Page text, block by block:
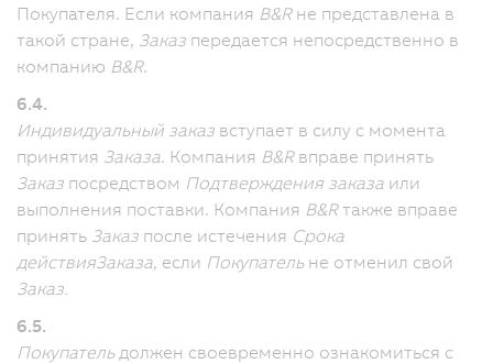
Покупателя. Если компания B&Rне представлена в
такой стране, Заказ передается непосредственно в
компанию B&R.
6.4.
Индивидуальный заказ вступает в силу с момента
принятия Заказа. Компания B&Rвправе принять
Заказ посредством Подтверждения заказа или
выполнения поставки. Компания B&Rтакже вправе
принять Заказ после истечения Срока
действияЗаказа, если Покупательне отменил свой
Заказ.
6.5.
Покупательдолжен своевременно ознакомиться с